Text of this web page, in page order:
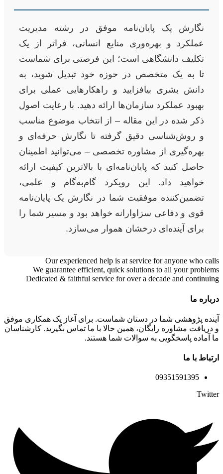
نگارش یک پایان‌نامه موفق در رشته مدیریت
عملکرد و بهره‌وری منابع انسانی، فراتر از یک
تکلیف دانشگاهی است؛ این فرصتی برای شماست
تا به یک متخصص در حوزه خود تبدیل شوید، به
دانش بشری بیافزایید و راهکارهایی عملی برای
بهبود عملکرد سازمان‌ها ارائه دهید. با رعایت اصول
ذکر شده در این مقاله – از انتخاب موضوع مناسب
و روش‌شناسی دقیق گرفته تا نگارش حرفه‌ای و
بهره‌گیری از مشاوره تخصصی – می‌توانید اطمینان
حاصل کنید که پایان‌نامه‌ای با بالاترین کیفیت ارائه
خواهید داد. این رویکرد گام‌به‌گام و علمی،
تضمین‌کننده موفقیت شما در نگارش یک پایان‌نامه
قوی و دفاعی سزاوارانه خواهد بود و مسیر شما را
برای آینده‌ای درخشان هموار می‌سازد.
Our experienced help is at service for anyone who calls
We guarantee efficient, quick solutions to all your problems
Dedicated & faithful service for over a decade and continuing
درباره ما
آینده پژوهشی شما در دستان شماست. برای آغاز یک همکاری موفق
و دریافت مشاوره رایگان، همین حالا با ما تماس بگیرید. کارشناسان
ما آماده پاسخگویی به سوالات شما هستند.
ارتباط با ما
09351591395
Twitter